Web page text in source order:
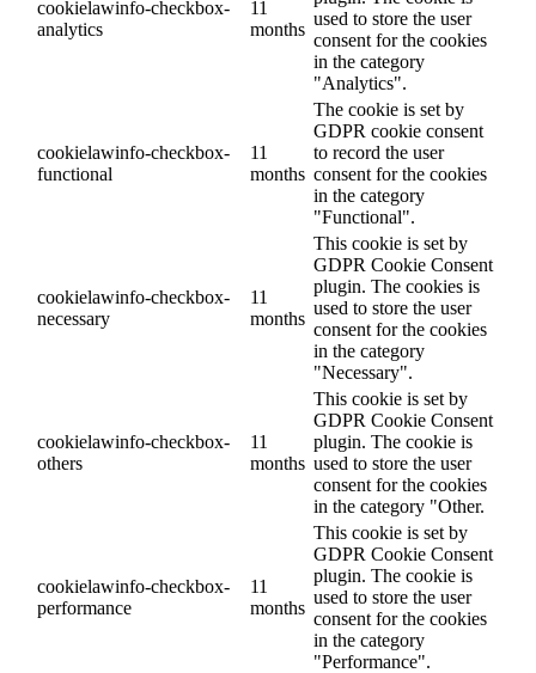
cookielawinfo-checkbox-
analytics
11
months
used to store the user
consent for the cookies
in the category
"Analytics".
cookielawinfo-checkbox-
functional
11
months
The cookie is set by
GDPR cookie consent
to record the user
consent for the cookies
in the category
"Functional".
cookielawinfo-checkbox-
necessary
11
months
This cookie is set by
GDPR Cookie Consent
plugin. The cookies is
used to store the user
consent for the cookies
in the category
"Necessary".
cookielawinfo-checkbox-
others
11
months
This cookie is set by
GDPR Cookie Consent
plugin. The cookie is
used to store the user
consent for the cookies
in the category "Other.
cookielawinfo-checkbox-
performance
11
months
This cookie is set by
GDPR Cookie Consent
plugin. The cookie is
used to store the user
consent for the cookies
in the category
"Performance".